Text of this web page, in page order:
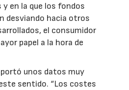
en la que los fondos
desviando hacia otros
el consumidor
papel a la hora de
unos datos muy
sentido. “Los costes